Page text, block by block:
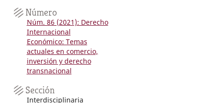
Número
Núm. 86 (2021): Derecho
Internacional
Económico: Temas
actuales en comercio,
inversión y derecho
transnacional
Sección
Interdisciplinaria